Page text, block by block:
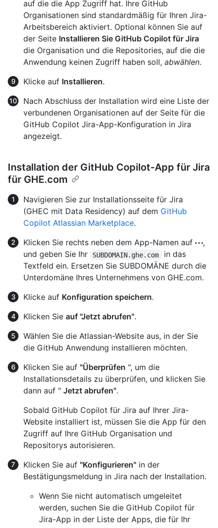
auf die die App Zugriff hat. Ihre GitHub
Organisationen sind standardmäßig für Ihren Jira-
Arbeitsbereich aktiviert. Optional können Sie auf
der Seite Installieren Sie GitHub Copilot für Jira
die Organisation und die Repositories, auf die die
Anwendung keinen Zugriff haben soll, abwählen.
Klicke auf Installieren.
Nach Abschluss der Installation wird eine Liste der
verbundenen Organisationen auf der Seite für die
GitHub Copilot Jira-App-Konfiguration in Jira
angezeigt.
Installation der GitHub Copilot-App für Jira
für GHE.com
Navigieren Sie zur Installationsseite für Jira
(GHEC mit Data Residency) auf dem GitHub
Copilot Atlassian Marketplace.
Klicken Sie rechts neben dem App-Namen auf
,
und geben Sie Ihr
SUBDOMAIN.ghe.com
in das
Textfeld ein. Ersetzen Sie SUBDOMÄNE durch die
Unterdomäne Ihres Unternehmens von GHE.com.
Klicke auf Konfiguration speichern.
Klicken Sie auf "Jetzt abrufen".
Wählen Sie die Atlassian-Website aus, in der Sie
die GitHub Anwendung installieren möchten.
Klicken Sie auf "Überprüfen ", um die
Installationsdetails zu überprüfen, und klicken Sie
dann auf " Jetzt abrufen".
Sobald GitHub Copilot für Jira auf Ihrer Jira-
Website installiert ist, müssen Sie die App für den
Zugriff auf Ihre GitHub Organisation und
Repositorys autorisieren.
Klicken Sie auf "Konfigurieren" in der
Bestätigungsmeldung in Jira nach der Installation.
Wenn Sie nicht automatisch umgeleitet
werden, suchen Sie die GitHub Copilot für
Jira-App in der Liste der Apps, die für Ihr